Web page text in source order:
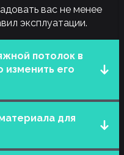
вас не менее
эксплуатации.
потолок в
изменить его
из ПВХ-
тканевую
выбирать наиболее
для